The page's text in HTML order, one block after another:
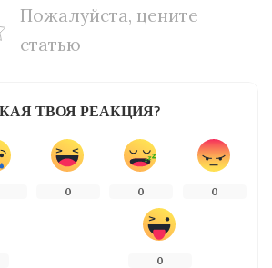
Пожалуйста, цените
статью
ТВОЯ РЕАКЦИЯ?
0 0 0
0